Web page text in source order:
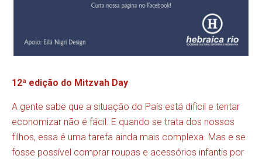
12ª edição do Mitzvah Day
A gente sabe que a situação do País está difícil e tentar
economizar não é fácil. E quando se trata dos nossos
filhos, essa é uma tarefa ainda mais complexa. Mas e se
fosse possível comprar roupas e acessórios infantis por